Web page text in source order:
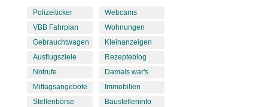
Polizeiticker
VBB Fahrplan
Gebrauchtwagen
Ausflugsziele
Notrufe
Mittagsangebote
Stellenbörse
Webcams
Wohnungen
Kleinanzeigen
Rezepteblog
Damals war's
Immobilien
Baustelleninfo